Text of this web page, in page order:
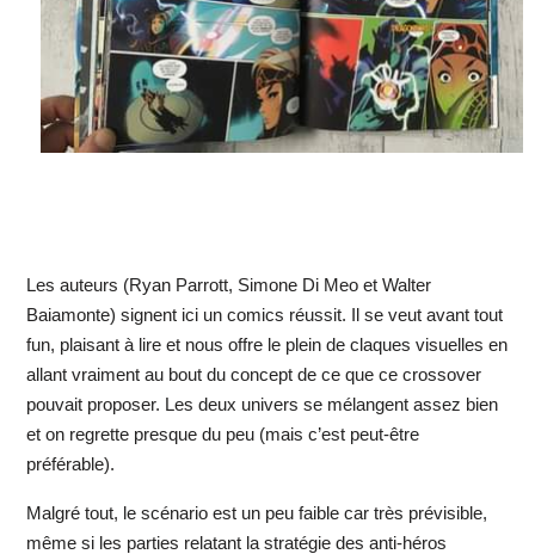
Les auteurs (Ryan Parrott, Simone Di Meo et Walter
Baiamonte) signent ici un comics réussit. Il se veut avant tout
fun, plaisant à lire et nous offre le plein de claques visuelles en
allant vraiment au bout du concept de ce que ce crossover
pouvait proposer. Les deux univers se mélangent assez bien
et on regrette presque du peu (mais c’est peut-être
préférable).
Malgré tout, le scénario est un peu faible car très prévisible,
même si les parties relatant la stratégie des anti-héros